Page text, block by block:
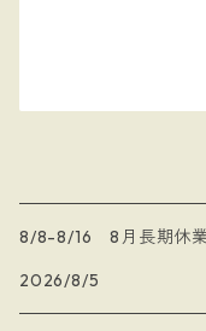
8/8-8/16 8月長期休
2026/8/5